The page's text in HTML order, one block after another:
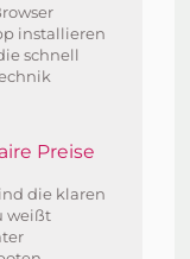
installieren
schnell
Preise
die klaren
weißt